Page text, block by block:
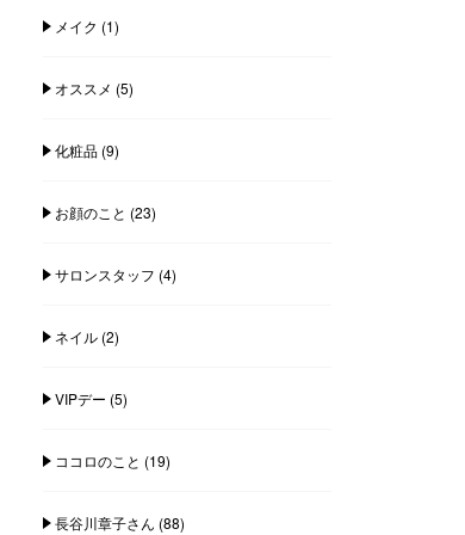
メイク (1)
オススメ (5)
化粧品(9)
お顔のこと (23)
サロンスタッフ (4)
ネイル(2)
VIPデー (5)
ココロのこと (19)
長谷川章子さん (88)